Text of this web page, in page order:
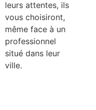
leurs attentes, ils
vous choisiront,
même face à un
professionnel
situé dans leur
ville.